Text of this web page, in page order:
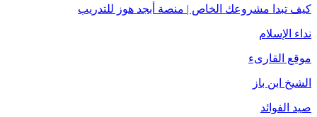
كيف تبدا مشروعك الخاص | منصة أبجد هوز للتدريب
نداء الإسلام
موقع القارىء
الشيخ ابن باز
صيد الفوائد